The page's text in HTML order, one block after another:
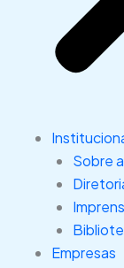
Sobre
Empresas